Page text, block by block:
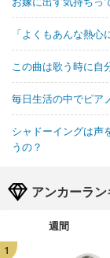
「よくもあんな熱
この曲は歌う時に自
毎日生活の中でピア
シャドーイングは声
うの？
アンカーラ
週間
1